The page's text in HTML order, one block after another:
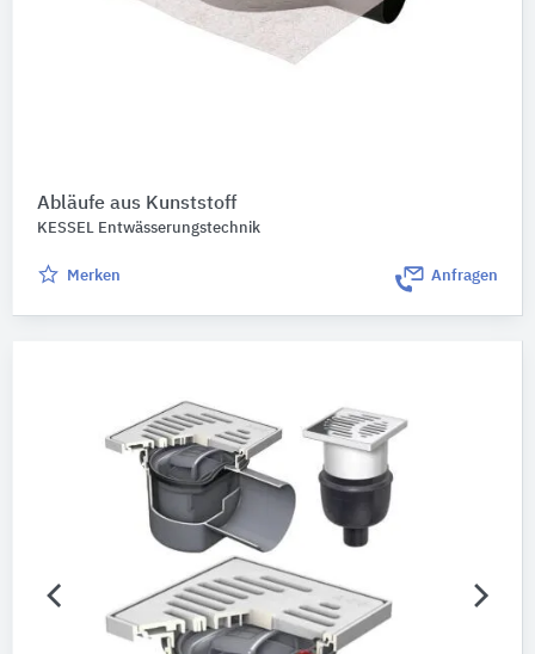
Abläufe aus Kunststoff
KESSEL Entwässerungstechnik
Merken Anfragen